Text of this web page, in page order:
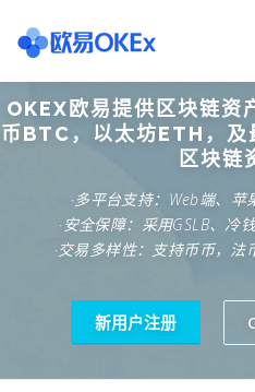
content
欧意交易所 关于欧意OKX
欧意注册网址 欧意交易下载
OKEX欧易提供区块链资
币BTC，以太坊ETH，及
区块链
·多平台支持：Web端、苹
·安全保障：采用GSLB、冷
·交易多样性：支持币币，
新用户注册